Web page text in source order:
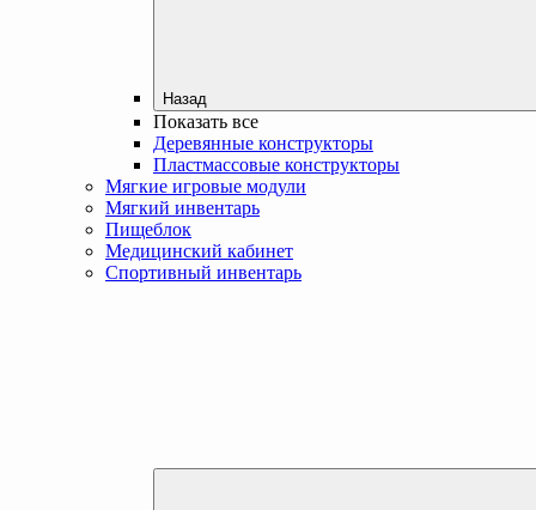
Назад
Показать все
Деревянные конструкторы
Пластмассовые конструкторы
Мягкие игровые модули
Мягкий инвентарь
Пищеблок
Медицинский кабинет
Спортивный инвентарь